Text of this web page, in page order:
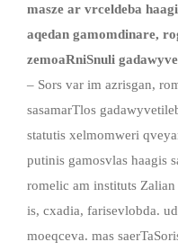
masze ar vrceldeba
aqedan gamomdinare,
zemoaRniSnuli
– Sors var im azrisgan,
sasamarTlos
statutis xelmomweri
putinis gamosvlas haagis
romelic am instituts
is, cxadia, farisevlobda.
moeqceva. mas